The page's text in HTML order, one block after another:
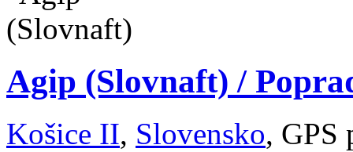
Agip (Slovnaft) /
Košice II, Slovensko, GPS